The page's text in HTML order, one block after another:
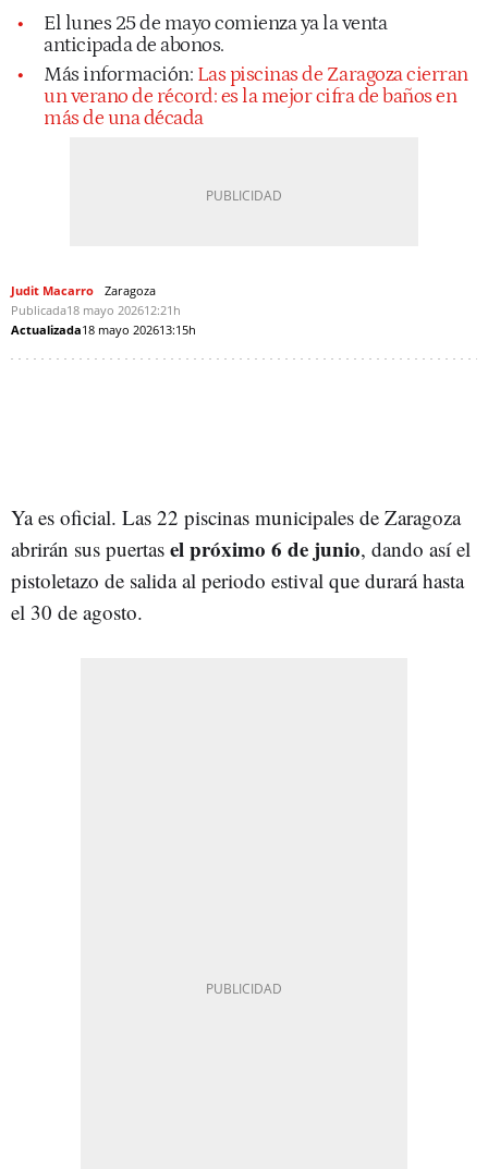
El lunes 25 de mayo comienza ya la venta
anticipada de abonos.
Más información: Las piscinas de Zaragoza cierran
un verano de récord: es la mejor cifra de baños en
más de una década
Judit Macarro
Zaragoza
Publicada18 mayo 202612:21h
Actualizada18 mayo 202613:15h
Ya es oficial. Las 22 piscinas municipales de Zaragoza
abrirán sus puertas el próximo 6 de junio, dando así el
pistoletazo de salida al periodo estival que durará hasta
el 30 de agosto.